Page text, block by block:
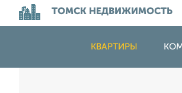
ТОМСК НЕДВИЖИМОСТЬ
КВАРТИРЫ